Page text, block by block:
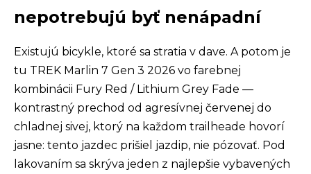
nepotrebujú byť nenápadní
Existujú bicykle, ktoré sa stratia v dave. A potom je
tu TREK Marlin 7 Gen 3 2026 vo farebnej
kombinácii Fury Red / Lithium Grey Fade —
kontrastný prechod od agresívnej červenej do
chladnej sivej, ktorý na každom trailheade hovorí
jasne: tento jazdec prišiel jazdip, nie pózovať. Pod
lakovaním sa skrýva jeden z najlepšie vybavených